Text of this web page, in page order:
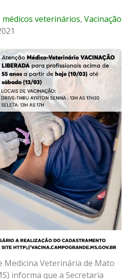
médicos veterinários, Vacinação
Medicina Veterinária de Mato
informa que a Secretaria